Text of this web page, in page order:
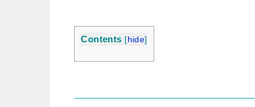
Contents [ hide]